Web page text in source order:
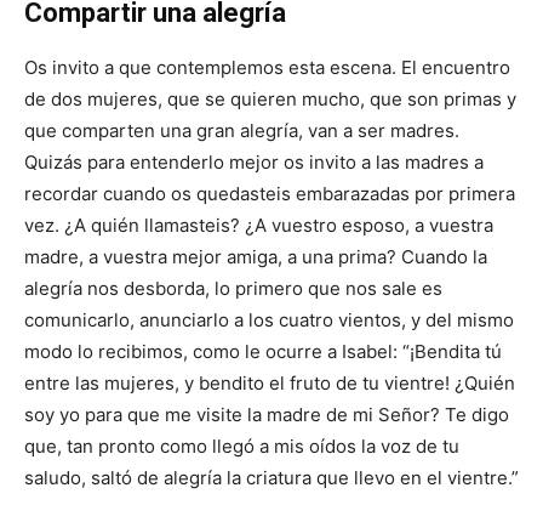
Compartir una alegría
Os invito a que contemplemos esta escena. El encuentro
de dos mujeres, que se quieren mucho, que son primas y
que comparten una gran alegría, van a ser madres.
Quizás para entenderlo mejor os invito a las madres a
recordar cuando os quedasteis embarazadas por primera
vez. ¿A quién llamasteis? ¿A vuestro esposo, a vuestra
madre, a vuestra mejor amiga, a una prima? Cuando la
alegría nos desborda, lo primero que nos sale es
comunicarlo, anunciarlo a los cuatro vientos, y del mismo
modo lo recibimos, como le ocurre a Isabel: “¡Bendita tú
entre las mujeres, y bendito el fruto de tu vientre! ¿Quién
soy yo para que me visite la madre de mi Señor? Te digo
que, tan pronto como llegó a mis oídos la voz de tu
saludo, saltó de alegría la criatura que llevo en el vientre.”